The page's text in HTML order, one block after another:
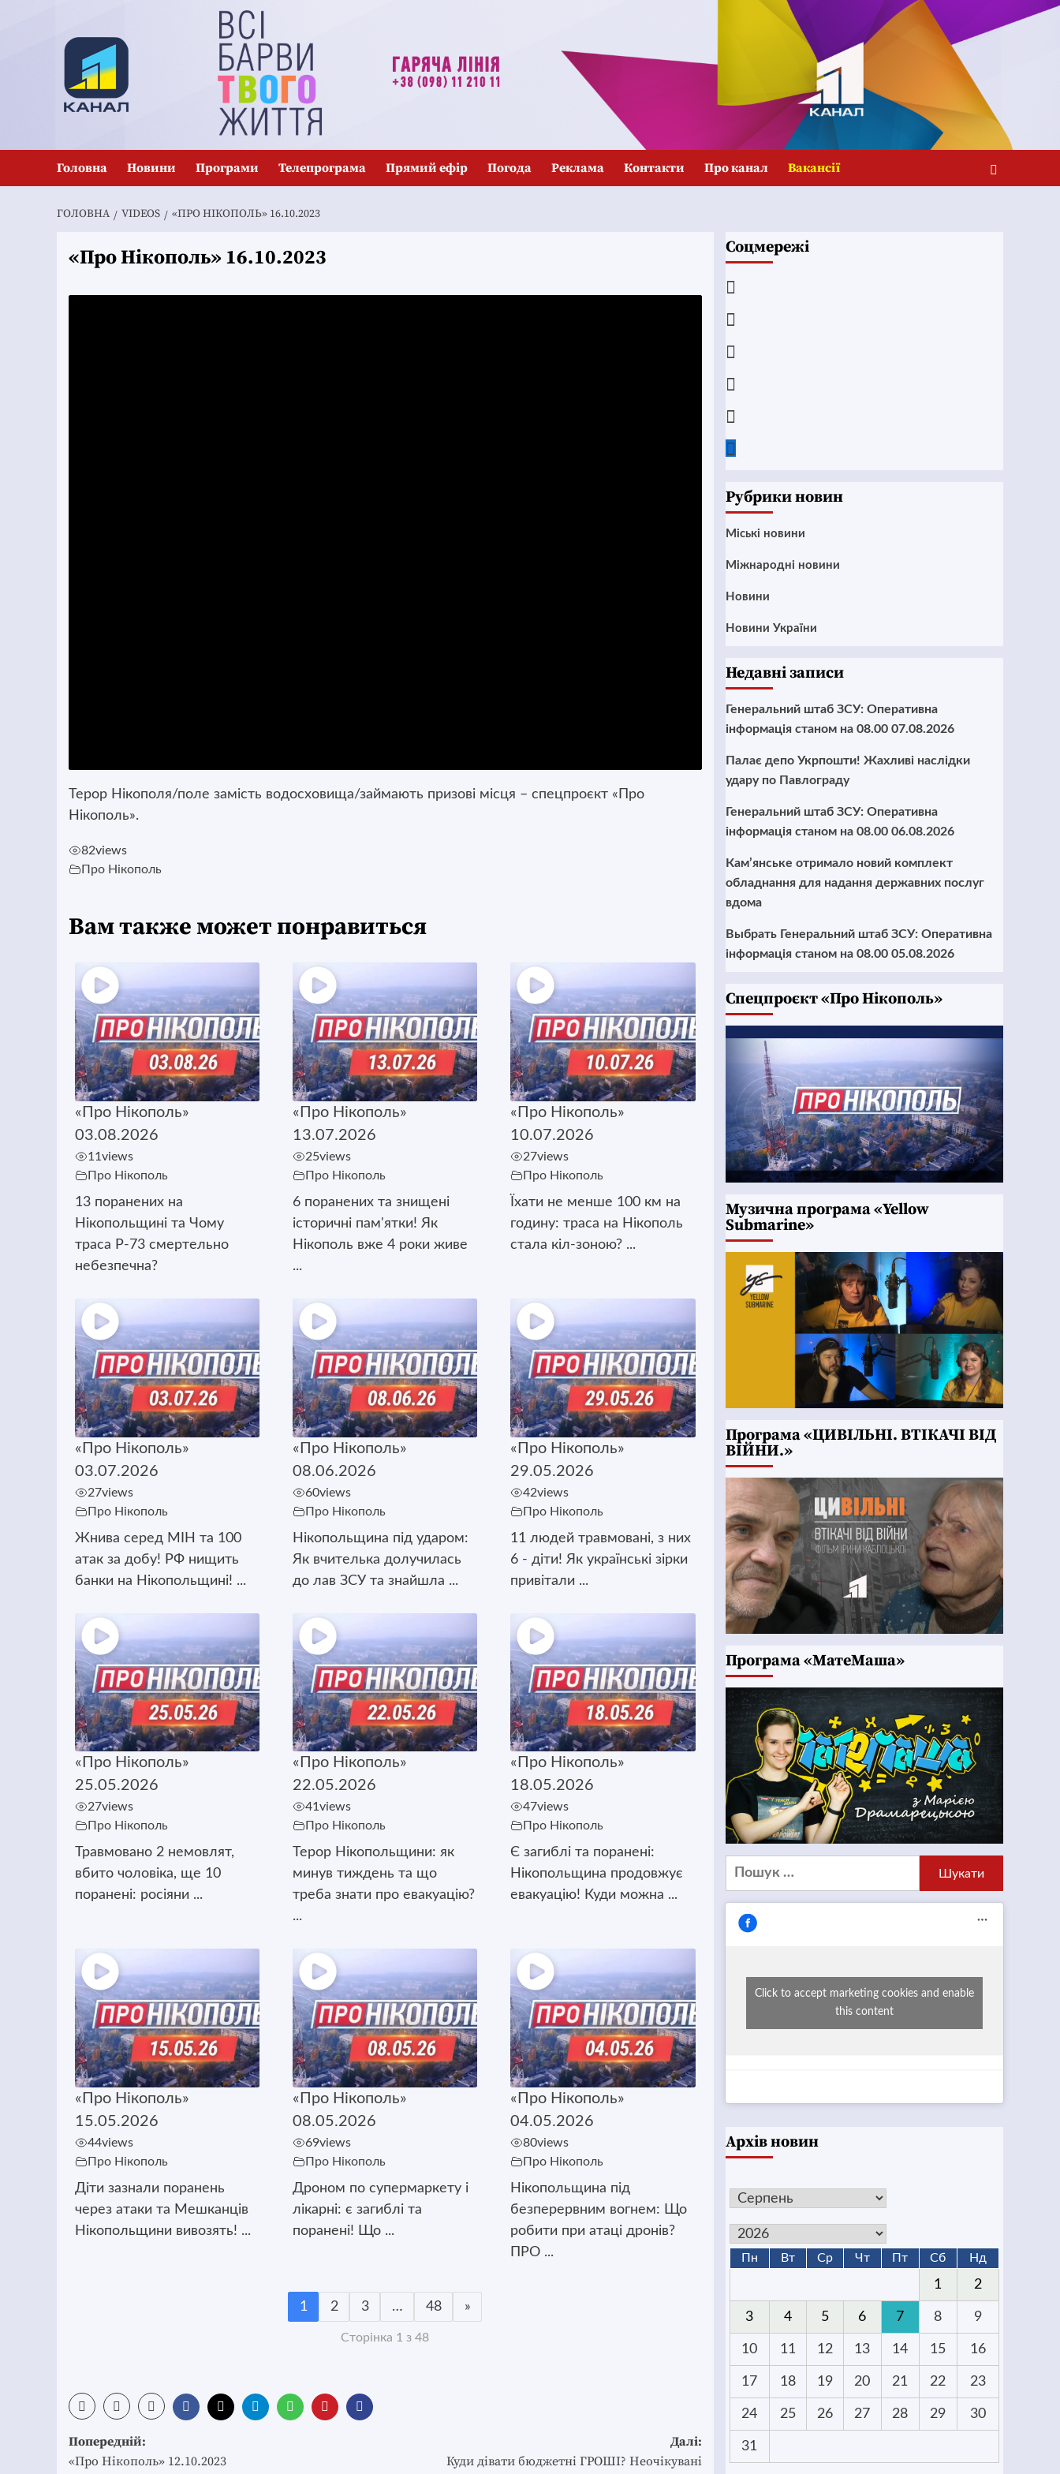
Головна Новини Програми Телепрограма Прямий ефір Погода Реклама Контакти Про канал Вакансії
ГОЛОВНА VIDEOS «ПРО НІКОПОЛЬ» 16.10.2023
«Про Нікополь» 16.10.2023
Терор Нікополя/поле замість водосховища/займають призові місця – спецпроєкт «Про
Нікополь».
82views
Про Нікополь
Вам также может понравиться
«Про Нікополь»
03.08.2026
11 views
Про Нікополь
13 поранених на
Нікопольщині та Чому
траса Р-73 смертельно
небезпечна?
«Про Нікополь»
13.07.2026
25views
Про Нікополь
6 поранених та знищені
історичні пам'ятки! Як
Нікополь вже 4 роки живе
...
«Про Нікополь»
10.07.2026
27views
Про Нікополь
Їхати не менше 100 км на
годину: траса на Нікополь
стала кіл-зоною? ...
«Про Нікополь»
03.07.2026
27views
Про Нікополь
Жнива серед МІН та 100
атак за добу! РФ нищить
банки на Нікопольщині! ...
«Про Нікополь»
08.06.2026
60views
Про Нікополь
Нікопольщина під ударом:
Як вчителька долучилась
до лав ЗСУ та знайшла ...
«Про Нікополь»
29.05.2026
42views
Про Нікополь
11 людей травмовані, з них
6 - діти! Як українські зірки
привітали ...
«Про Нікополь»
25.05.2026
27views
Про Нікополь
Травмовано 2 немовлят,
вбито чоловіка, ще 10
поранені: росіяни ...
«Про Нікополь»
22.05.2026
41views
Про Нікополь
Терор Нікопольщини: як
минув тиждень та що
треба знати про евакуацію?
...
«Про Нікополь»
18.05.2026
47views
Про Нікополь
Є загиблі та поранені:
Нікопольщина продовжує
евакуацію! Куди можна ...
«Про Нікополь»
15.05.2026
44views
Про Нікополь
Діти зазнали поранень
через атаки та Мешканців
Нікопольщини вивозять! ...
«Про Нікополь»
08.05.2026
69views
Про Нікополь
Дроном по супермаркету і
лікарні: є загиблі та
поранені! Що ...
«Про Нікополь»
04.05.2026
80views
Про Нікополь
Нікопольщина під
безперервним вогнем: Що
робити при атаці дронів?
ПРО ...
1 2 3 … 48 »
Сторінка 1 з 48
Post
navigation
Попередній:
«Про Нікополь» 12.10.2023
Далі:
Куди дівати бюджетні ГРОШІ? Неочікувані
Соцмережі
Рубрики новин
Mіські новини
Міжнародні новини
Новини
Новини України
Недавні записи
Генеральний штаб ЗСУ: Оперативна
інформація станом на 08.00 07.08.2026
Палає депо Укрпошти! Жахливі наслідки
удару по Павлограду
Генеральний штаб ЗСУ: Оперативна
інформація станом на 08.00 06.08.2026
Кам’янське отримало новий комплект
обладнання для надання державних послуг
вдома
Выбрать Генеральний штаб ЗСУ: Оперативна
інформація станом на 08.00 05.08.2026
Cпецпроєкт «Про Нікополь»
Музична програма «Yellow
Submarine»
Програма «ЦИВІЛЬНІ. ВТІКАЧІ ВІД
ВІЙНИ.»
Програма «МатеМаша»
Пошук:
Click to accept marketing cookies and enable
this content
Архів новин
Пн Вт Ср Чт Пт Сб Нд
1 2
3 4 5 6 7 8 9
10 11 12 13 14 15 16
17 18 19 20 21 22 23
24 25 26 27 28 29 30
31